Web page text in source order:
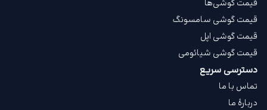
قیمت گوشی‌ها
قیمت گوشی سامسونگ
قیمت گوشی اپل
قیمت گوشی شیائومی
دسترسی سریع
تماس با ما
دربارهٔ ما